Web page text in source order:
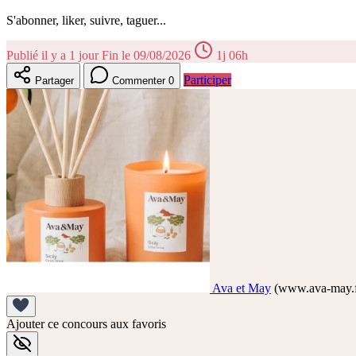
S'abonner, liker, suivre, taguer...
Publié il y a 1 jour Fin le 09/08/2026 1j 06h
Partager Commenter 0 Participer
Ava et May (www.ava-
Ajouter ce concours aux favoris